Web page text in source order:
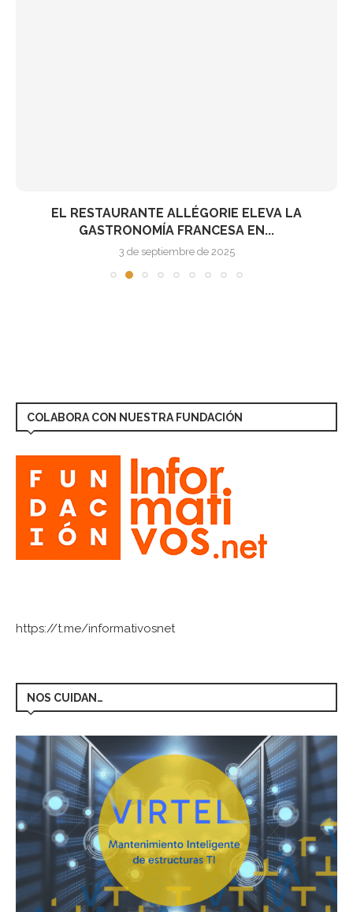
EL RESTAURANTE ALLÉGORIE ELEVA LA
GASTRONOMÍA FRANCESA EN...
3 de septiembre de 2025
COLABORA CON NUESTRA FUNDACIÓN
https://t.me/informativosnet
NOS CUIDAN…